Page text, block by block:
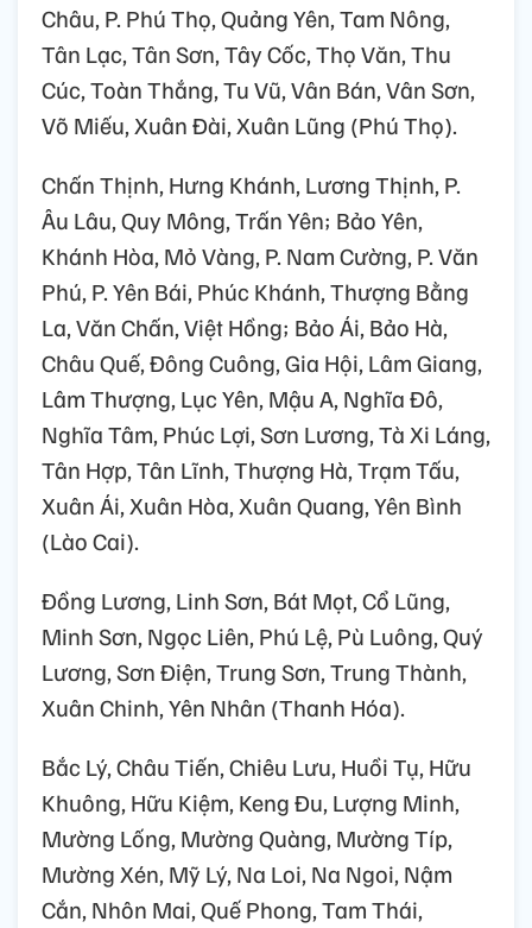
Châu, P. Phú Thọ, Quảng Yên, Tam Nông,
Tân Lạc, Tân Sơn, Tây Cốc, Thọ Văn, Thu
Cúc, Toàn Thắng, Tu Vũ, Vân Bán, Vân Sơn,
Võ Miếu, Xuân Đài, Xuân Lũng (Phú Thọ).
Chấn Thịnh, Hưng Khánh, Lương Thịnh, P.
Âu Lâu, Quy Mông, Trấn Yên; Bảo Yên,
Khánh Hòa, Mỏ Vàng, P. Nam Cường, P. Văn
Phú, P. Yên Bái, Phúc Khánh, Thượng Bằng
La, Văn Chấn, Việt Hồng; Bảo Ái, Bảo Hà,
Châu Quế, Đông Cuông, Gia Hội, Lâm Giang,
Lâm Thượng, Lục Yên, Mậu A, Nghĩa Đô,
Nghĩa Tâm, Phúc Lợi, Sơn Lương, Tà Xi Láng,
Tân Hợp, Tân Lĩnh, Thượng Hà, Trạm Tấu,
Xuân Ái, Xuân Hòa, Xuân Quang, Yên Bình
(Lào Cai).
Đồng Lương, Linh Sơn, Bát Mọt, Cổ Lũng,
Minh Sơn, Ngọc Liên, Phú Lệ, Pù Luông, Quý
Lương, Sơn Điện, Trung Sơn, Trung Thành,
Xuân Chinh, Yên Nhân (Thanh Hóa).
Bắc Lý, Châu Tiến, Chiêu Lưu, Huồi Tụ, Hữu
Khuông, Hữu Kiệm, Keng Đu, Lượng Minh,
Mường Lống, Mường Quàng, Mường Típ,
Mường Xén, Mỹ Lý, Na Loi, Na Ngoi, Nậm
Cắn, Nhôn Mai, Quế Phong, Tam Thái,